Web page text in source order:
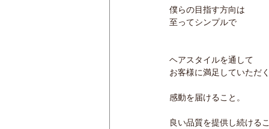
僕らの目指す方向は
至ってシンプルで
ヘアスタイルを通して
お客様に満足していただく
感動を届けること。
良い品質を提供し続けるこ